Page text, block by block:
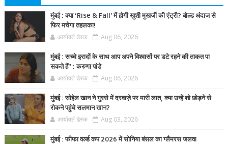
मुंबई : क्या ‘Rise & Fall’ में होगी खुशी मुखर्जी की एंट्री? बोल्ड अंदाज से
फिर मचेगा तहलका!
आर्यावर्त डेस्क Aug 06, 2026
मुंबई : सच्चे इरादों के साथ आप अपने विश्वासों पर डटे रहने की ताकत पा
सकते हैं” : करुणा पांडे
आर्यावर्त डेस्क Aug 06, 2026
मुंबई : सोहेल खान ने गुस्से में दरवाज़े पर मारी लात, क्या उन्हें शो छोड़ने से
रोकने पहुंचे सलमान खान?
आर्यावर्त डेस्क Aug 03, 2026
मुंबई : फीफा वर्ल्ड कप 2026 में सोनिया बंसल का ग्लैमरस जलवा